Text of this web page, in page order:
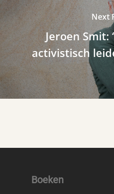
Next
Jeroen Smit:
activistisch
Boeken